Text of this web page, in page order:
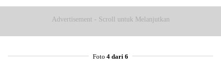
Advertisement - Scroll untuk Melanjutkan
Foto 4 dari 6